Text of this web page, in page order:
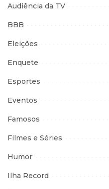
Audiência da TV
BBB
Eleições
Enquete
Esportes
Eventos
Famosos
Filmes e Séries
Humor
Ilha Record